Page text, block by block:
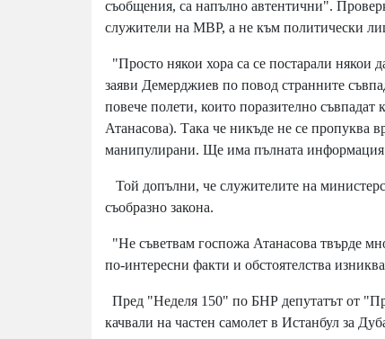
съобщения, са напълно автентични".
служители на МВР, а не към политически
"Просто някои хора са се постарали
заяви Демерджиев по повод странните
повече полети, които поразително
Атанасова). Така че никъде не се пропуква
манипулирани. Ще има пълната
Той допълни, че служителите на
съобразно закона.
"Не съветвам госпожа Атанасова твърде
по-интересни факти и обстоятелства
Пред "Неделя 150" по БНР депутатът от
качвали на частен самолет в Истанбул за